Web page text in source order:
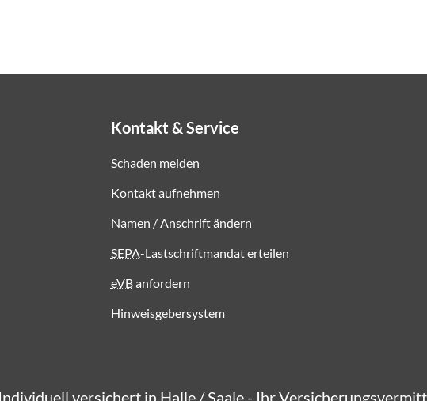
Kontakt & Service
Schaden melden
Kontakt aufnehmen
Namen / Anschrift ändern
SEPA-Lastschriftmandat erteilen
eVBanfordern
Hinweisgebersystem
Individuell versichert in Halle / Saale - Ihr